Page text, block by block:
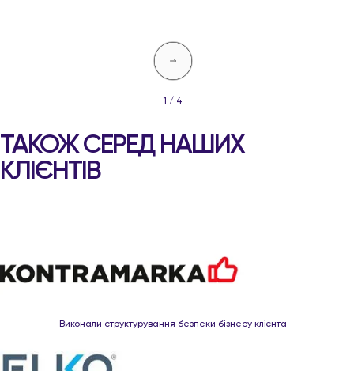
1 / 4
ТАКОЖ СЕРЕД НАШИХ
КЛІЄНТІВ
Виконали структурування безпеки бізнесу клієнта